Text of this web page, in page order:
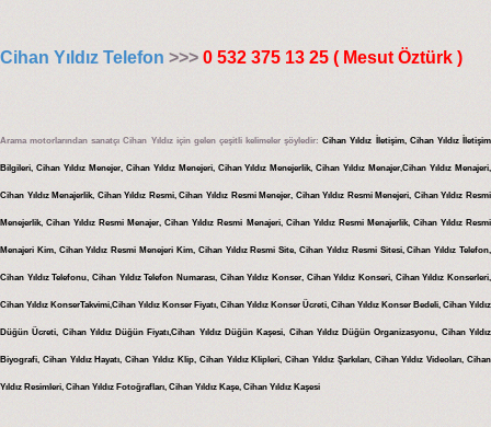
Cihan Yıldız Telefon >>> 0 532 375 13 25 ( Mesut Öztürk )
Arama motorlarından sanatçı Cihan Yıldız için gelen çeşitli kelimeler şöyledir:Cihan Yıldız İletişim, Cihan Yıldız İletişim
Bilgileri, Cihan Yıldız Menejer, Cihan Yıldız Menejeri, Cihan Yıldız Menejerlik, Cihan Yıldız Menajer,Cihan Yıldız Menajeri,
Cihan Yıldız Menajerlik, Cihan Yıldız Resmi, Cihan Yıldız Resmi Menejer, Cihan Yıldız Resmi Menejeri, Cihan Yıldız Resmi
Menejerlik, Cihan Yıldız Resmi Menajer, Cihan Yıldız Resmi Menajeri, Cihan Yıldız Resmi Menajerlik, Cihan Yıldız Resmi
Menajeri Kim, Cihan Yıldız Resmi Menejeri Kim, Cihan Yıldız Resmi Site, Cihan Yıldız Resmi Sitesi, Cihan Yıldız Telefon,
Cihan Yıldız Telefonu, Cihan Yıldız Telefon Numarası, Cihan Yıldız Konser, Cihan Yıldız Konseri, Cihan Yıldız Konserleri,
Cihan Yıldız KonserTakvimi,Cihan Yıldız Konser Fiyatı, Cihan Yıldız Konser Ücreti, Cihan Yıldız Konser Bedeli, Cihan Yıldız
Düğün Ücreti, Cihan Yıldız Düğün Fiyatı,Cihan Yıldız Düğün Kaşesi, Cihan Yıldız Düğün Organizasyonu, Cihan Yıldız
Biyografi, Cihan Yıldız Hayatı, Cihan Yıldız Klip, Cihan Yıldız Klipleri, Cihan Yıldız Şarkıları, Cihan Yıldız Videoları, Cihan
Yıldız Resimleri, Cihan Yıldız Fotoğrafları, Cihan Yıldız Kaşe, Cihan Yıldız Kaşesi